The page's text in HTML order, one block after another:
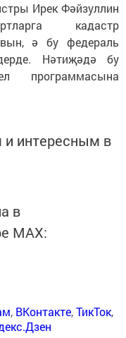
Ирек Фәйзуллин
кадастр
ә бу федераль
Нәтиҗәдә бу
программасына
интересным в
в
MАХ:
, ВКонтакте,ТикТок,